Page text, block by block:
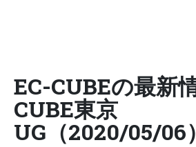
EC-CUBEの最新
CUBE東京
UG（2020/05/06）